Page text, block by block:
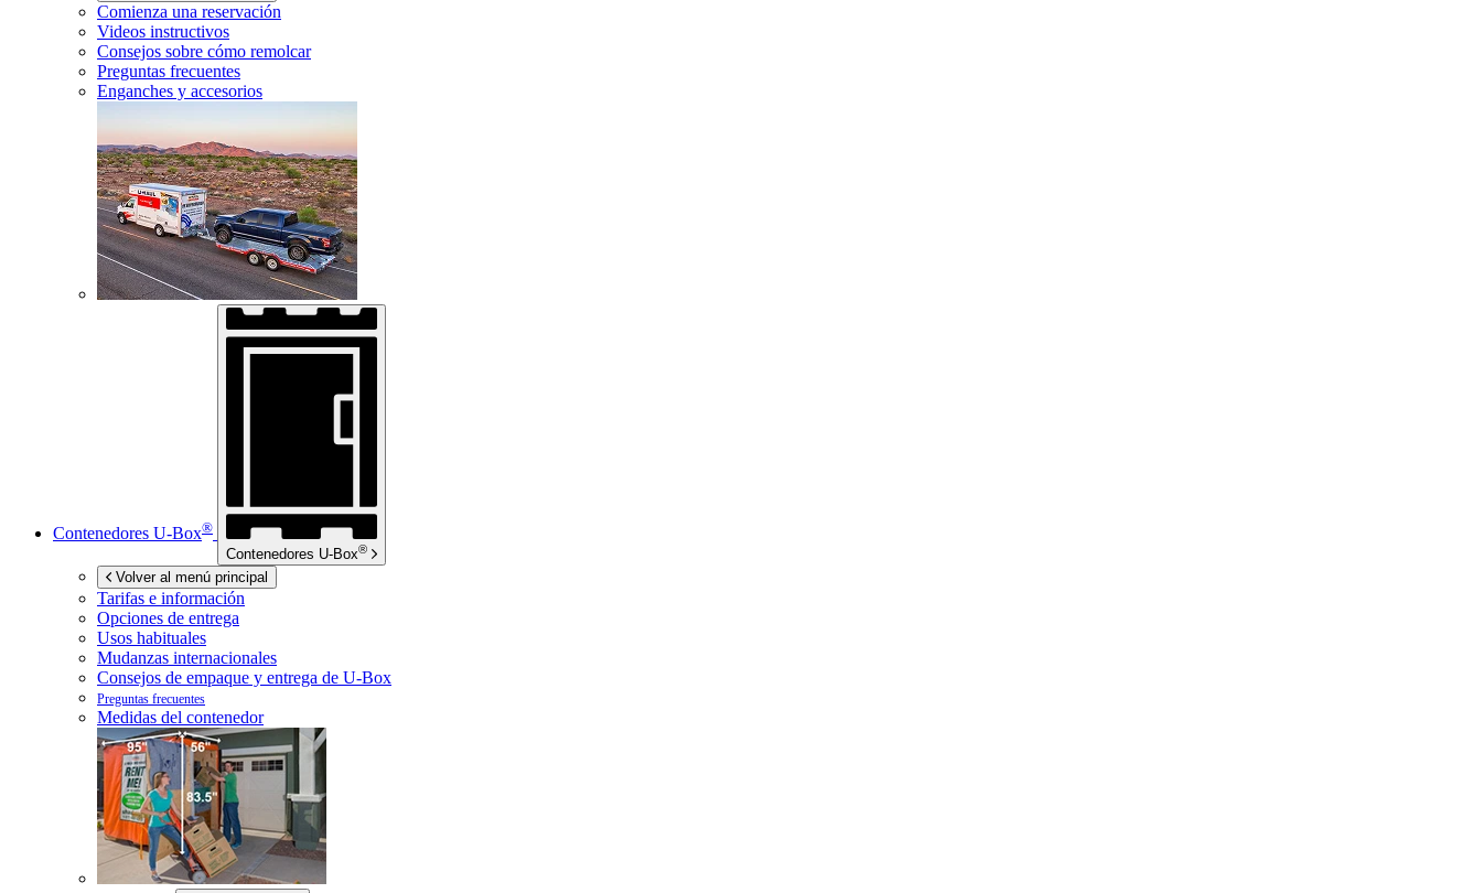
Comienza una reservación
Videos instructivos
Consejos sobre cómo remolcar
Preguntas frecuentes
Enganches y accesorios
Contenedores U-Box®
Contenedores U-Box®
Volver al menú principal
Tarifas e información
Opciones de entrega
Usos habituales
Mudanzas internacionales
Consejos de empaque y entrega de U-Box
Preguntas frecuentes
Medidas del contenedor